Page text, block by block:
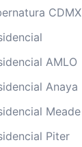
CDMX
AMLO
Anaya
Meade
Piter